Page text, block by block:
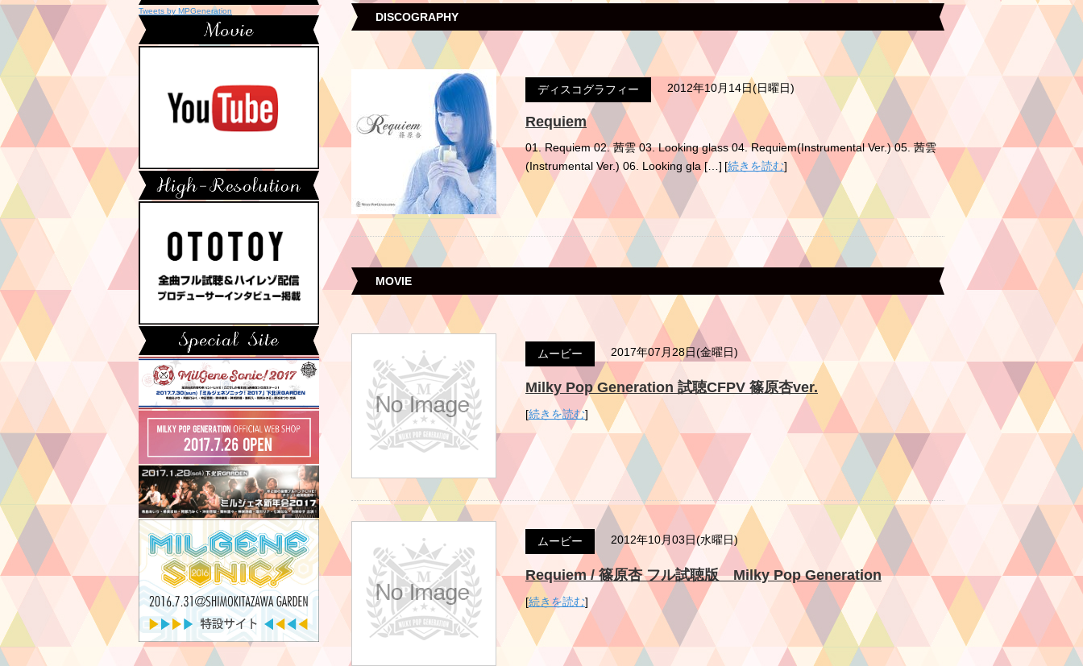
DISCOGRAPHY
ディスコグラフィー 2012年10月14日(日曜日)
Requiem
01. Requiem 02. 茜雲 03. Looking glass 04. Requiem(Instrumental Ver.) 05. 茜雲
(Instrumental Ver.) 06. Looking gla […] [続きを読む]
MOVIE
ムービー 2017年07月28日(金曜日)
Milky Pop Generation 試聴CFPV 篠原杏ver.
[続きを読む]
ムービー 2012年10月03日(水曜日)
Requiem / 篠原杏 フル試聴版 Milky Pop Generation
[続きを読む]
Tweets by MPGeneration